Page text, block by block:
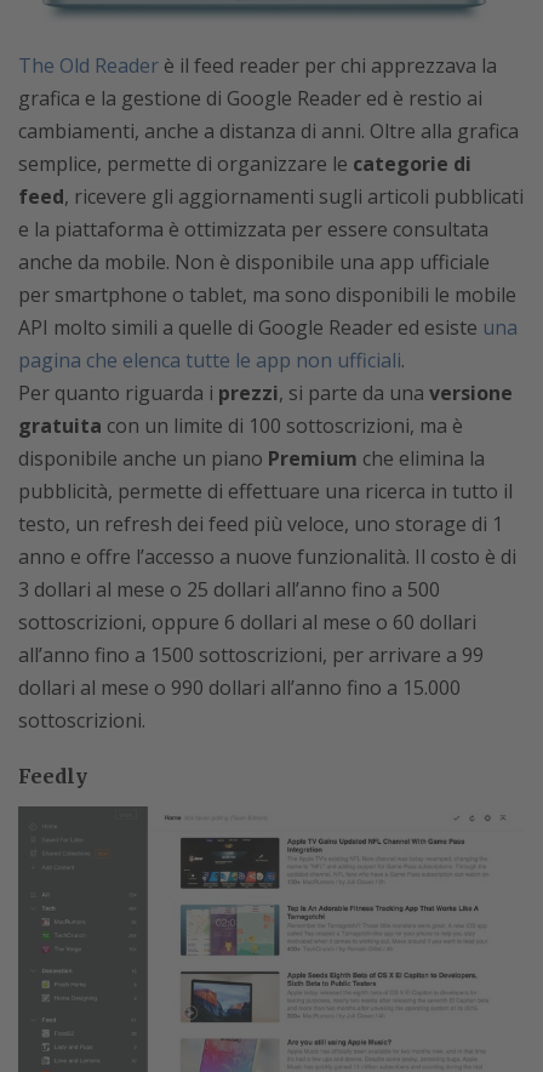
The Old Reader è il feed reader per chi apprezzava la
grafica e la gestione di Google Reader ed è restio ai
cambiamenti, anche a distanza di anni. Oltre alla grafica
semplice, permette di organizzare le categorie di
feed, ricevere gli aggiornamenti sugli articoli pubblicati
e la piattaforma è ottimizzata per essere consultata
anche da mobile. Non è disponibile una app ufficiale
per smartphone o tablet, ma sono disponibili le mobile
API molto simili a quelle di Google Reader ed esiste una
pagina che elenca tutte le app non ufficiali.
Per quanto riguarda i prezzi, si parte da una versione
gratuita con un limite di 100 sottoscrizioni, ma è
disponibile anche un piano Premium che elimina la
pubblicità, permette di effettuare una ricerca in tutto il
testo, un refresh dei feed più veloce, uno storage di 1
anno e offre l’accesso a nuove funzionalità. Il costo è di
3 dollari al mese o 25 dollari all’anno fino a 500
sottoscrizioni, oppure 6 dollari al mese o 60 dollari
all’anno fino a 1500 sottoscrizioni, per arrivare a 99
dollari al mese o 990 dollari all’anno fino a 15.000
sottoscrizioni.
Feedly